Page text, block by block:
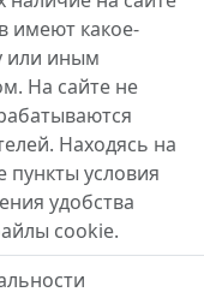
имеют какое-
или иным
На сайте не
Находясь на
пункты условия
удобства
cookie.